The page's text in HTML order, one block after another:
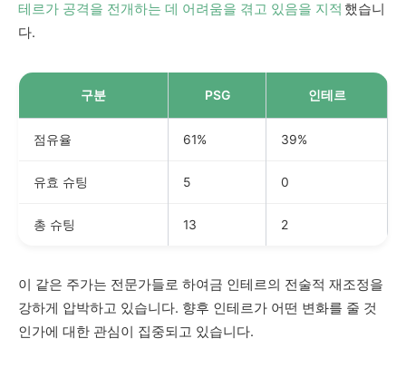
테르가 공격을 전개하는 데 어려움을 겪고 있음을 지적 했습니
다.
구분 PSG 인테르
점유율 61% 39%
유효 슈팅 5 0
총 슈팅 13 2
이 같은 주가는 전문가들로 하여금 인테르의 전술적 재조정을
강하게 압박하고 있습니다. 향후 인테르가 어떤 변화를 줄 것
인가에 대한 관심이 집중되고 있습니다.